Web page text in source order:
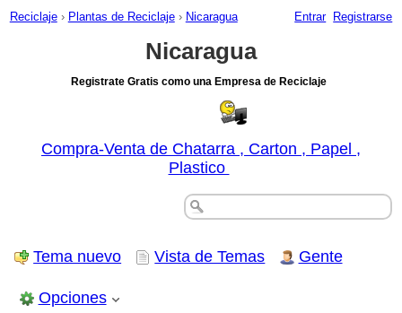
Reciclaje › Plantas de Reciclaje › Nicaragua Entrar Registrarse
Nicaragua
Registrate Gratis como una Empresa de Reciclaje
Compra-Venta de Chatarra , Carton , Papel ,
Plastico
Tema nuevo Vista de Temas Gente
Opciones